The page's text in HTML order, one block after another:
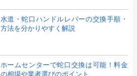
水道・蛇口ハンドルレバーの交換手順・
方法を分かりやすく解説
ホームセンターで蛇口交換は可能！料金
の相場や業者選びのポイント